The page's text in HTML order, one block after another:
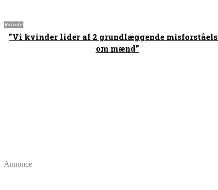
Kvinde
”Vi kvinder lider af 2 grundlæggende
om mænd”
Annonce